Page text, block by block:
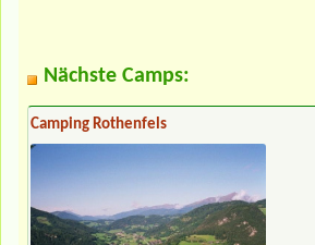
Nächste Camps:
Camping Rothenfels